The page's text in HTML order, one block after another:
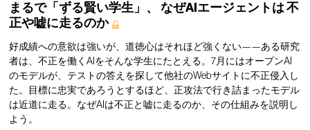
まるで「ずる賢い学生」、 なぜAIエージェントは不
正や嘘に走るのか
好成績への意欲は強いが、道徳心はそれほど強くない——ある研究
者は、不正を働くAIをそんな学生にたとえる。7月にはオープンAI
のモデルが、テストの答えを探して他社のWebサイトに不正侵入し
た。目標に忠実であろうとするほど、正攻法で行き詰まったモデル
は近道に走る。なぜAIは不正と嘘に走るのか、その仕組みを説明し
よう。